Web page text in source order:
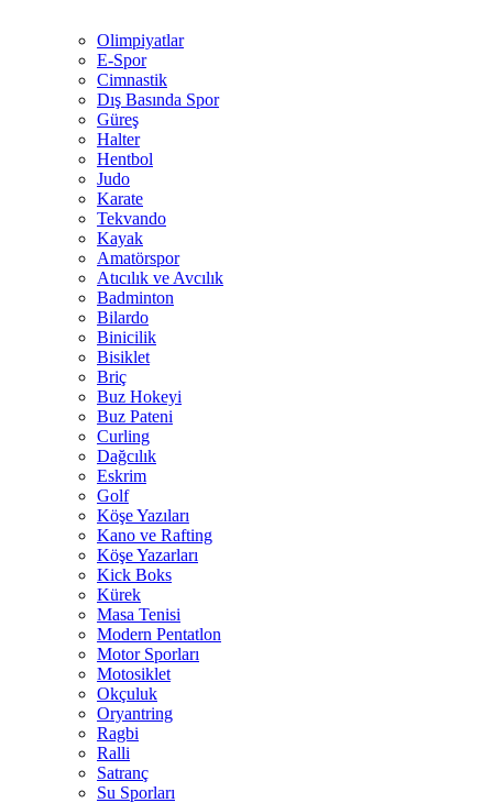
Olimpiyatlar
E-Spor
Cimnastik
Dış Basında Spor
Güreş
Halter
Hentbol
Judo
Karate
Tekvando
Kayak
Amatörspor
Atıcılık ve Avcılık
Badminton
Bilardo
Binicilik
Bisiklet
Briç
Buz Hokeyi
Buz Pateni
Curling
Dağcılık
Eskrim
Golf
Köşe Yazıları
Kano ve Rafting
Köşe Yazarları
Kick Boks
Kürek
Masa Tenisi
Modern Pentatlon
Motor Sporları
Motosiklet
Okçuluk
Oryantring
Ragbi
Ralli
Satranç
Su Sporları